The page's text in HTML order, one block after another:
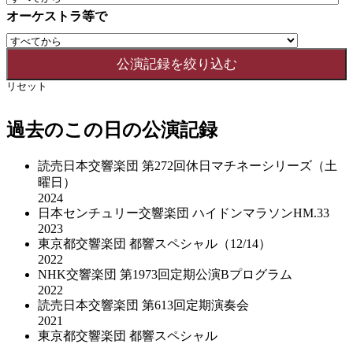
オーケストラ等で
リセット
過去のこの日の公演記録
読売日本交響楽団 第272回休日マチネーシリーズ（土
曜日）
2024
日本センチュリー交響楽団 ハイドンマラソンHM.33
2023
東京都交響楽団 都響スペシャル（12/14）
2022
NHK交響楽団 第1973回定期公演Bプログラム
2022
読売日本交響楽団 第613回定期演奏会
2021
東京都交響楽団 都響スペシャル